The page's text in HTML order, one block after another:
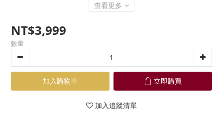
查看更多
NT$3,999
數量
加入購物車 立即購買
加入追蹤清單